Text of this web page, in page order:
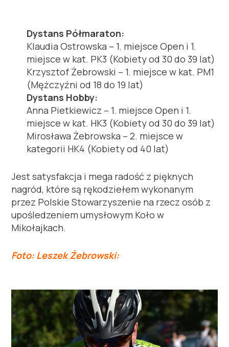
Dystans Półmaraton:
Klaudia Ostrowska – 1. miejsce Open i 1.
miejsce w kat. PK3 (Kobiety od 30 do 39 lat)
Krzysztof Żebrowski – 1. miejsce w kat. PM1
(Mężczyźni od 18 do 19 lat)
Dystans Hobby:
Anna Pietkiewicz – 1. miejsce Open i 1.
miejsce w kat. HK3 (Kobiety od 30 do 39 lat)
Mirosława Żebrowska – 2. miejsce w
kategorii HK4 (Kobiety od 40 lat)
Jest satysfakcja i mega radość z pięknych
nagród, które są rękodziełem wykonanym
przez Polskie Stowarzyszenie na rzecz osób z
upośledzeniem umysłowym Koło w
Mikołajkach.
Foto: Leszek Żebrowski: